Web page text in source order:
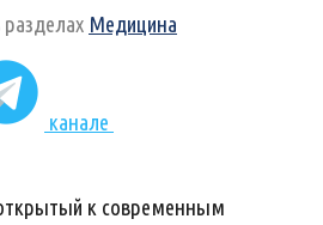
Медицина
канале
к современным